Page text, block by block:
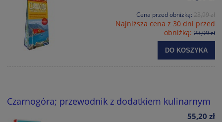
Cena przed obniżką: 23,99 zł
Najniższa cena z 30 dni przed
obniżką: 23,99 zł
DO KOSZYKA
Czarnogóra; przewodnik z dodatkiem kulinarnym
55,20 zł